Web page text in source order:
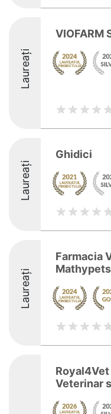
Laureați
VIOFARM
Laureați
Ghidici
Laureați
Farmacia
Veterinar